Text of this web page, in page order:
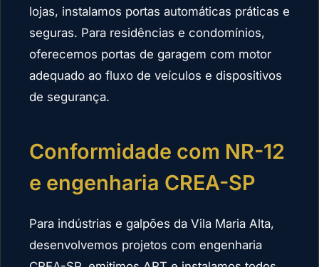
lojas, instalamos portas automáticas práticas e
seguras. Para residências e condomínios,
oferecemos portas de garagem com motor
adequado ao fluxo de veículos e dispositivos
de segurança.
Conformidade com NR-12
e engenharia CREA-SP
Para indústrias e galpões da Vila Maria Alta,
desenvolvemos projetos com engenharia